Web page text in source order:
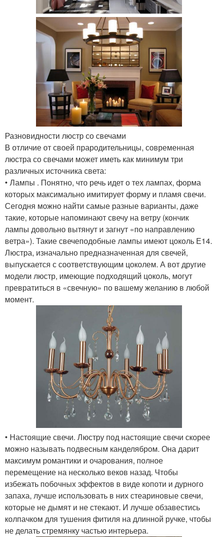
Разновидности люстр со свечами
В отличие от своей прародительницы, современная
люстра со свечами может иметь как минимум три
различных источника света:
• Лампы . Понятно, что речь идет о тех лампах, форма
которых максимально имитирует форму и пламя свечи.
Сегодня можно найти самые разные варианты, даже
такие, которые напоминают свечу на ветру (кончик
лампы довольно вытянут и загнут «по направлению
ветра»). Такие свечеподобные лампы имеют цоколь Е14.
Люстра, изначально предназначенная для свечей,
выпускается с соответствующим цоколем. А вот другие
модели люстр, имеющие подходящий цоколь, могут
превратиться в «свечную» по вашему желанию в любой
момент.
• Настоящие свечи. Люстру под настоящие свечи скорее
можно называть подвесным канделябром. Она дарит
максимум романтики и очарования, полное
перемещение на несколько веков назад. Чтобы
избежать побочных эффектов в виде копоти и дурного
запаха, лучше использовать в них стеариновые свечи,
которые не дымят и не стекают. И лучше обзавестись
колпачком для тушения фитиля на длинной ручке, чтобы
не делать стремянку частью интерьера.